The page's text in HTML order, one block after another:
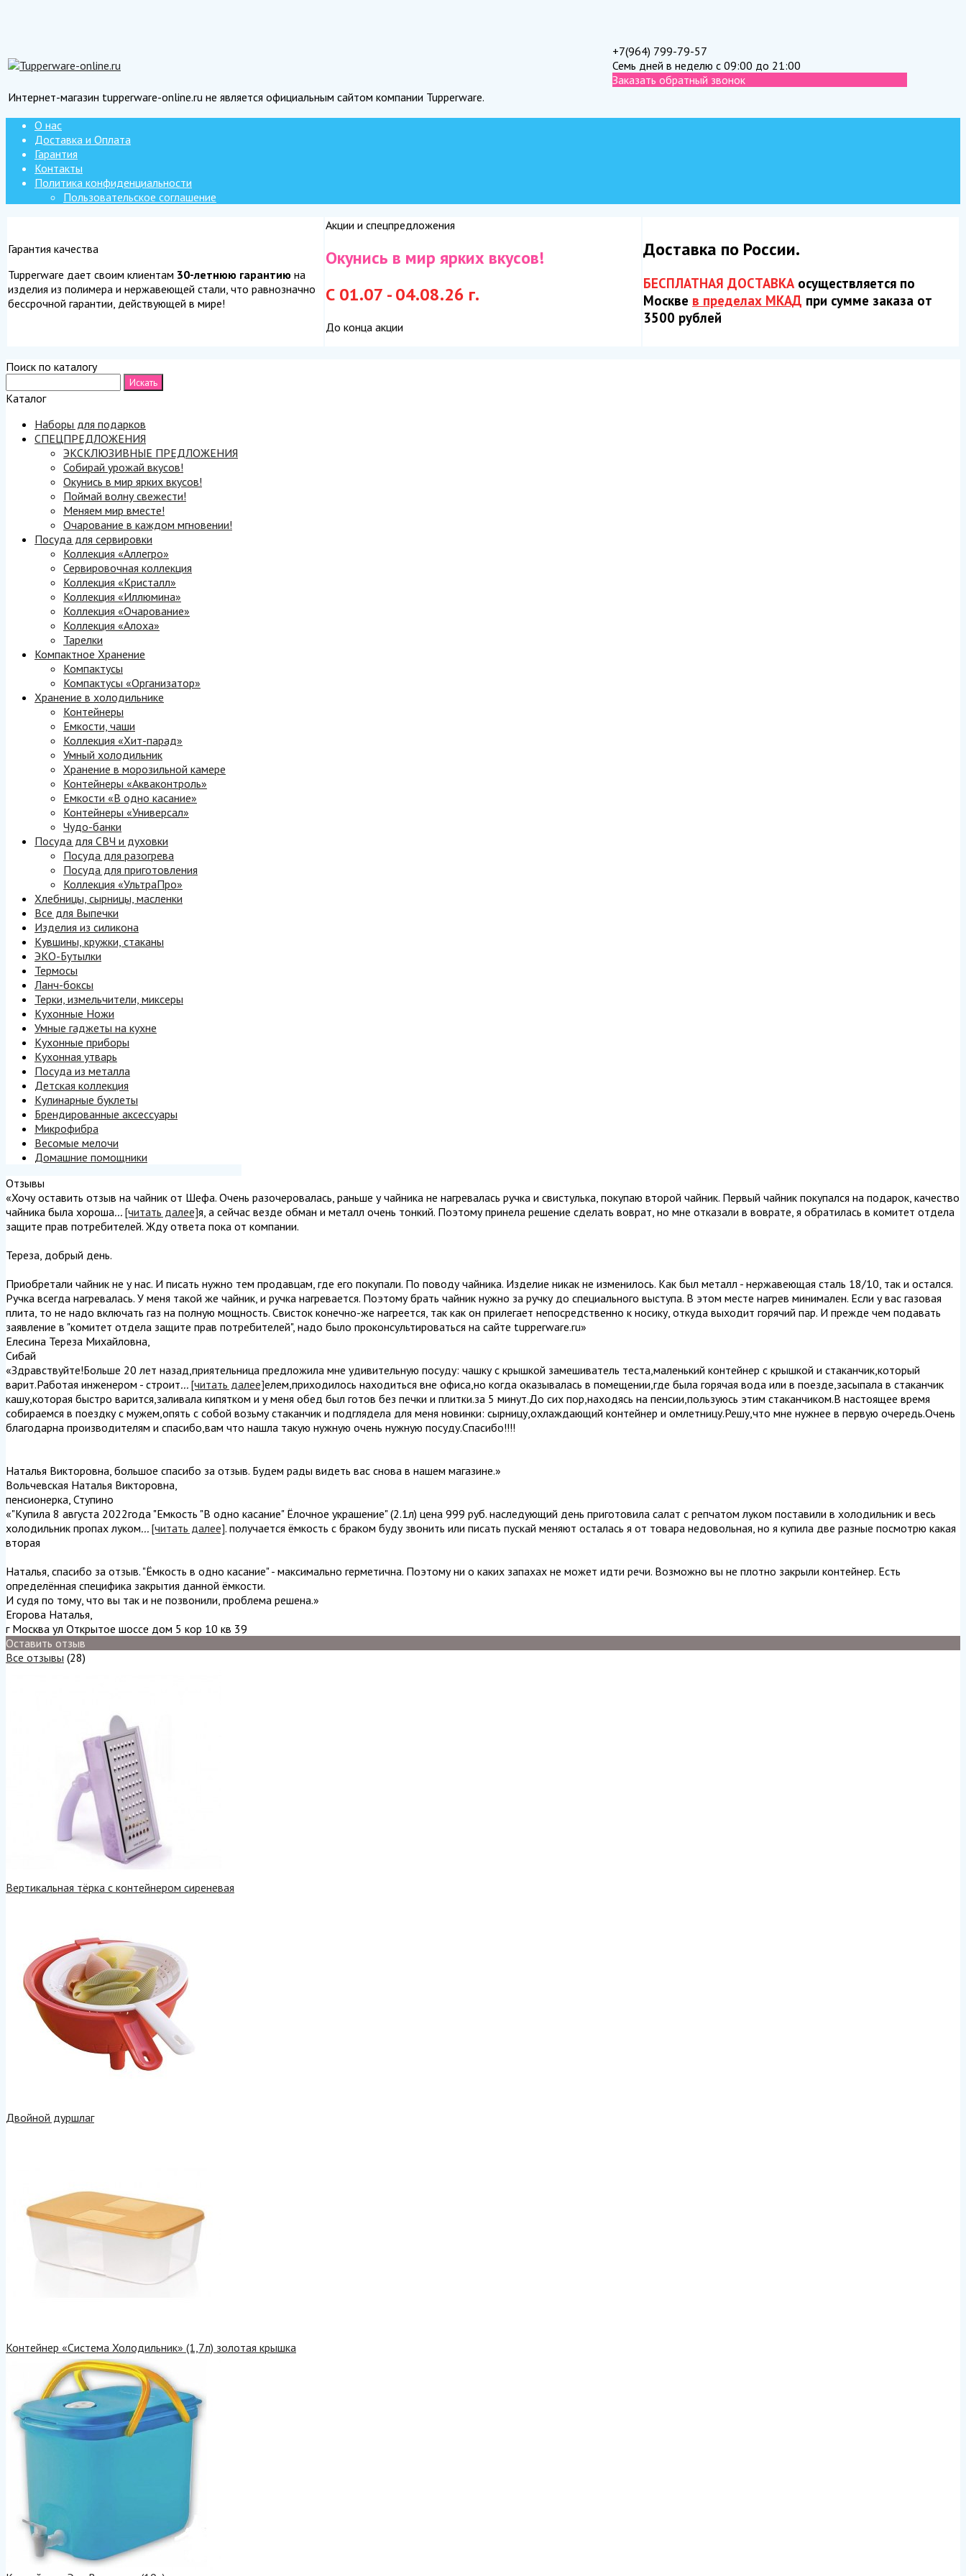
+7(964) 799-79-57
Семь дней в неделю с 09:00 до 21:00
Заказать обратный звонок
Интернет-магазин tupperware-online.ru не является официальным сайтом компании Tupperware.
О нас
Доставка и Оплата
Гарантия
Контакты
Политика конфиденциальности
Пользовательское соглашение
Гарантия качества
Tupperware дает своим клиентам 30-летнюю гарантию на
изделия из полимера и нержавеющей стали, что равнозначно
бессрочной гарантии, действующей в мире!
Акции и спецпредложения
Окунись в мир ярких вкусов!
С 01.07 - 04.08.26 г.
До конца акции
Доставка по России.
БЕСПЛАТНАЯ ДОСТАВКАосуществляется по
Москве в пределах МКАД при сумме заказа от
3500 рублей
Поиск по каталогу
Каталог
Наборы для подарков
СПЕЦПРЕДЛОЖЕНИЯ
ЭКСКЛЮЗИВНЫЕ ПРЕДЛОЖЕНИЯ
Собирай урожай вкусов!
Окунись в мир ярких вкусов!
Поймай волну свежести!
Меняем мир вместе!
Очарование в каждом мгновении!
Посуда для сервировки
Коллекция «Аллегро»
Сервировочная коллекция
Коллекция «Кристалл»
Коллекция «Иллюмина»
Коллекция «Очарование»
Коллекция «Алоха»
Тарелки
Компактное Хранение
Компактусы
Компактусы «Организатор»
Хранение в холодильнике
Контейнеры
Емкости, чаши
Коллекция «Хит-парад»
Умный холодильник
Хранение в морозильной камере
Контейнеры «Акваконтроль»
Емкости «В одно касание»
Контейнеры «Универсал»
Чудо-банки
Посуда для СВЧ и духовки
Посуда для разогрева
Посуда для приготовления
Коллекция «УльтраПро»
Хлебницы, сырницы, масленки
Все для Выпечки
Изделия из силикона
Кувшины, кружки, стаканы
ЭКО-Бутылки
Термосы
Ланч-боксы
Терки, измельчители, миксеры
Кухонные Ножи
Умные гаджеты на кухне
Кухонные приборы
Кухонная утварь
Посуда из металла
Детская коллекция
Кулинарные буклеты
Брендированные аксессуары
Микрофибра
Весомые мелочи
Домашние помощники
Отзывы
«Хочу оставить отзыв на чайник от Шефа. Очень разочеровалась, раньше у чайника не нагревалась ручка и свистулька, покупаю второй чайник. Первый чайник покупался на подарок, качество
чайника была хороша... [читать далее]я, а сейчас везде обман и металл очень тонкий. Поэтому принела решение сделать воврат, но мне отказали в воврате, я обратилась в комитет отдела
защите прав потребителей. Жду ответа пока от компании.
Тереза, добрый день.
Приобретали чайник не у нас. И писать нужно тем продавцам, где его покупали. По поводу чайника. Изделие никак не изменилось. Как был металл - нержавеющая сталь 18/10, так и остался.
Ручка всегда нагревалась. У меня такой же чайник, и ручка нагревается. Поэтому брать чайник нужно за ручку до специального выступа. В этом месте нагрев минимален. Если у вас газовая
плита, то не надо включать газ на полную мощность. Свисток конечно-же нагреется, так как он прилегает непосредственно к носику, откуда выходит горячий пар. И прежде чем подавать
заявление в "комитет отдела защите прав потребителей", надо было проконсультироваться на сайте tupperware.ru»
Елесина Тереза Михайловна,
Сибай
«Здравствуйте!Больше 20 лет назад,приятельница предложила мне удивительную посуду: чашку с крышкой замешиватель теста,маленький контейнер с крышкой и стаканчик,который
варит.Работая инженером - строит... [читать далее]елем,приходилось находиться вне офиса,но когда оказывалась в помещении,где была горячая вода или в поезде,засыпала в стаканчик
кашу,которая быстро варится,заливала кипятком и у меня обед был готов без печки и плитки.за 5 минут.До сих пор,находясь на пенсии,пользуюсь этим стаканчиком.В настоящее время
собираемся в поездку с мужем,опять с собой возьму стаканчик и подглядела для меня новинки: сырницу,охлаждающий контейнер и омлетницу.Решу,что мне нужнее в первую очередь.Очень
благодарна производителям и спасибо,вам что нашла такую нужную очень нужную посуду.Спасибо!!!!
Наталья Викторовна, большое спасибо за отзыв. Будем рады видеть вас снова в нашем магазине.»
Вольчевская Наталья Викторовна,
пенсионерка, Ступино
«"Купила 8 августа 2022года "Емкость "В одно касание" Ёлочное украшение" (2.1л) цена 999 руб. наследующий день приготовила салат с репчатом луком поставили в холодильник и весь
холодильник пропах луком... [читать далее]. получается ёмкость с браком буду звонить или писать пускай меняют осталась я от товара недовольная, но я купила две разные посмотрю какая
вторая
Наталья, спасибо за отзыв. "Ёмкость в одно касание" - максимально герметична. Поэтому ни о каких запахах не может идти речи. Возможно вы не плотно закрыли контейнер. Есть
определённая специфика закрытия данной ёмкости.
И судя по тому, что вы так и не позвонили, проблема решена.»
Егорова Наталья,
г Москва ул Открытое шоссе дом 5 кор 10 кв 39
Оставить отзыв
Все отзывы (28)
Вертикальная тёрка с контейнером сиреневая
Двойной дуршлаг
Контейнер «Система Холодильник» (1,7л) золотая крышка